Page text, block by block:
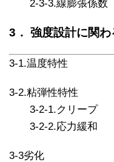
2-3-3.線膨張係数
3． 強度設計に関
3-1.温度特性
3-2.粘弾性特性
3-2-1.クリープ
3-2-2.応力緩和
3-3劣化